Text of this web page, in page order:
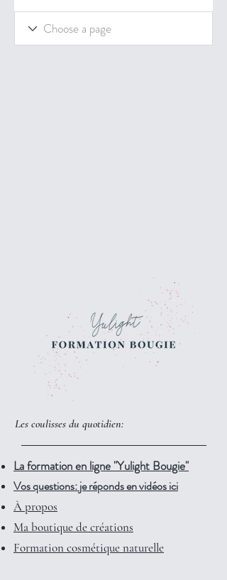
Les coulisses du quotidien:
La formation en ligne "Yulight Bougie"
Vos questions: je réponds en vidéos ici
À propos
Ma boutique de créations
Formation cosmétique naturelle